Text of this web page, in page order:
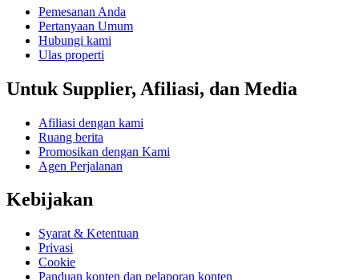
Pemesanan Anda
Pertanyaan Umum
Hubungi kami
Ulas properti
Untuk Supplier, Afiliasi, dan Media
Afiliasi dengan kami
Ruang berita
Promosikan dengan Kami
Agen Perjalanan
Kebijakan
Syarat & Ketentuan
Privasi
Cookie
Panduan konten dan pelaporan konten